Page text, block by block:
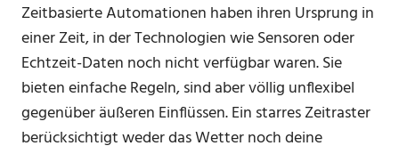
Zeitbasierte Automationen haben ihren Ursprung in
einer Zeit, in der Technologien wie Sensoren oder
Echtzeit-Daten noch nicht verfügbar waren. Sie
bieten einfache Regeln, sind aber völlig unflexibel
gegenüber äußeren Einflüssen. Ein starres Zeitraster
berücksichtigt weder das Wetter noch deine